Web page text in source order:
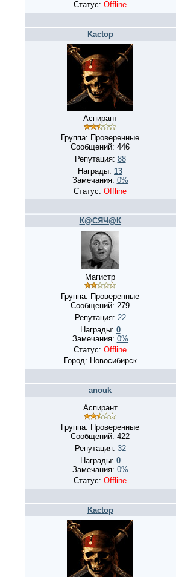
Статус: Offline
Kactop
Аспирант
Группа: Проверенные
Сообщений: 446
Репутация: 88
Награды: 13
Замечания: 0%
Статус: Offline
К@СЯЧ@К
Магистр
Группа: Проверенные
Сообщений: 279
Репутация: 22
Награды: 0
Замечания: 0%
Статус: Offline
Город: Новосибирск
anouk
Аспирант
Группа: Проверенные
Сообщений: 422
Репутация: 32
Награды: 0
Замечания: 0%
Статус: Offline
Kactop